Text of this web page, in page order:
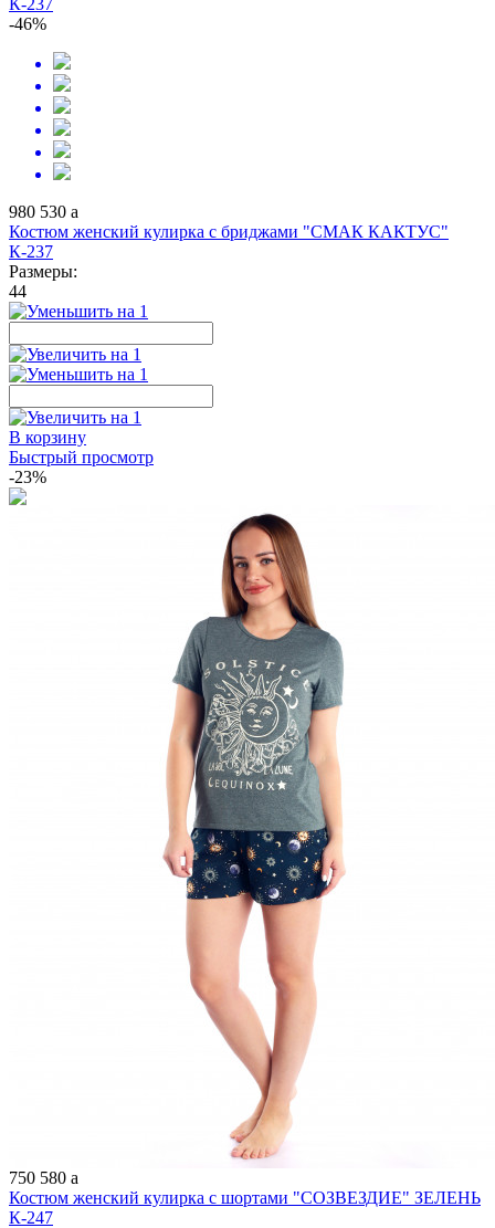
К-237
-46%
980 530 a
Костюм женский кулирка с бриджами "СМАК КАКТУС"
К-237
Размеры:
44
В корзину
Быстрый просмотр
-23%
750 580 a
Костюм женский кулирка с шортами "СОЗВЕЗДИЕ" ЗЕЛЕНЬ
К-247